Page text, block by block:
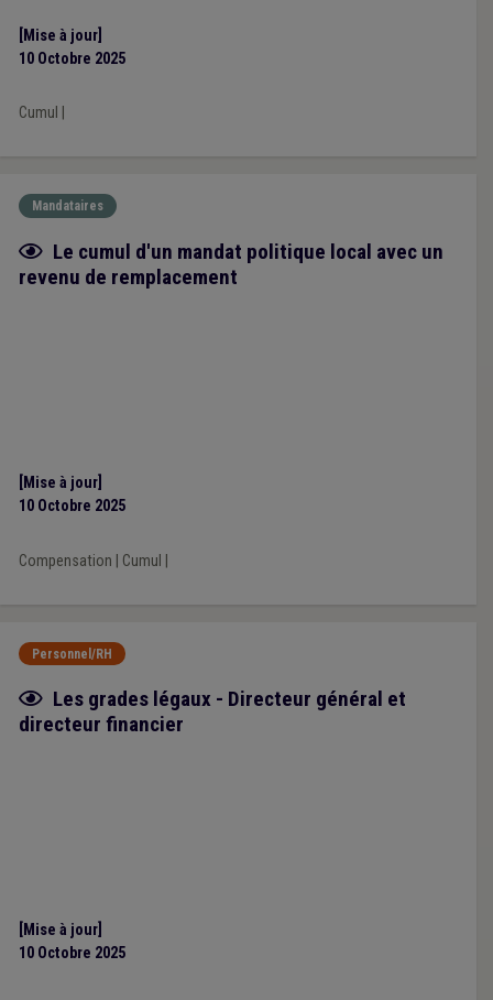
[Mise à jour]
10 Octobre 2025
Cumul
Mandataires
Fiche focus
Le cumul d'un mandat politique local avec un
revenu de remplacement
[Mise à jour]
10 Octobre 2025
Compensation Cumul
Personnel/RH
Fiche focus
Les grades légaux - Directeur général et
directeur financier
[Mise à jour]
10 Octobre 2025